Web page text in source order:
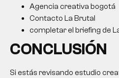
Agencia creativa bogotá
Contacto La Brutal
completar el briefing de
CONCLUSIÓN
Si estás revisando estudio